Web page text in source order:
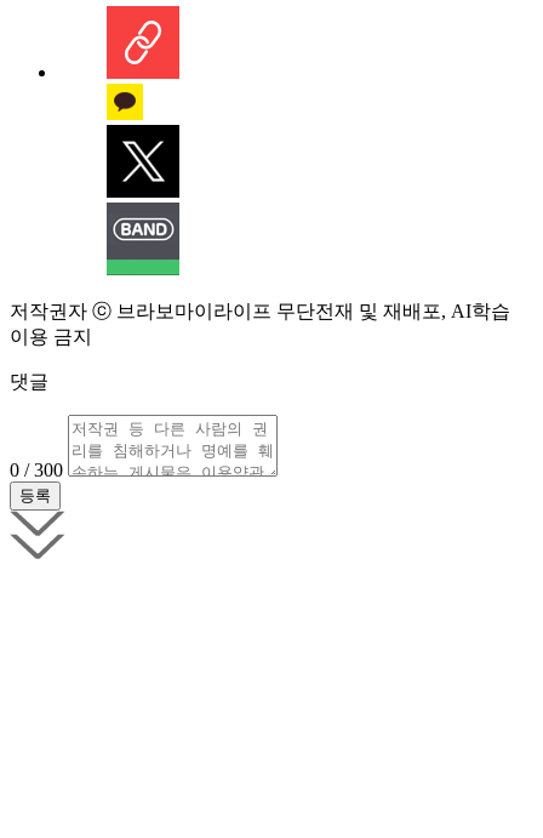
저작권자 ⓒ 브라보마이라이프 무단전재 및 재배포, AI학습
이용 금지
댓글
0 / 300